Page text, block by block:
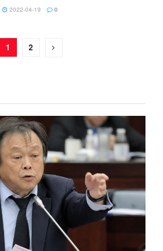
2022-04-19 0
1 2